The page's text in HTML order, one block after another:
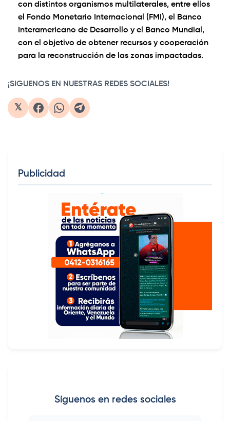
con distintos organismos multilaterales, entre ellos
el Fondo Monetario Internacional (FMI), el Banco
Interamericano de Desarrollo y el Banco Mundial,
con el objetivo de obtener recursos y cooperación
para la reconstrucción de las zonas impactadas.
¡SIGUENOS EN NUESTRAS REDES SOCIALES!
𝕏
Publicidad
Síguenos en redes sociales